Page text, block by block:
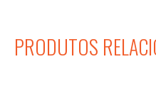
PRODUTOS